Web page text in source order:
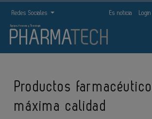
Redes Sociales Es noticia
Productos
máxima calidad